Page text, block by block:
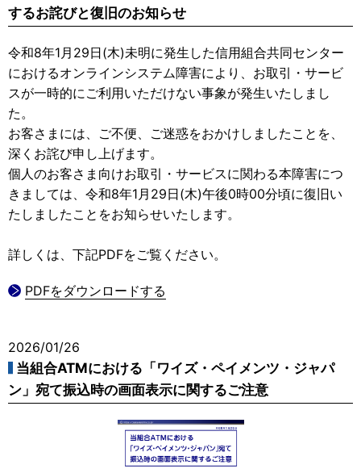
するお詫びと復旧のお知らせ
令和8年1月29日(木)未明に発生した信用組合共同センター
におけるオンラインシステム障害により、お取引・サービ
スが一時的にご利用いただけない事象が発生いたしまし
た。
お客さまには、ご不便、ご迷惑をおかけしましたことを、
深くお詫び申し上げます。
個人のお客さま向けお取引・サービスに関わる本障害につ
きましては、令和8年1月29日(木)午後0時00分頃に復旧い
たしましたことをお知らせいたします。
詳しくは、下記PDFをご覧ください。
PDFをダウンロードする
2026/01/26
当組合ATMにおける「ワイズ・ペイメンツ・ジャパ
ン」宛て振込時の画面表示に関するご注意